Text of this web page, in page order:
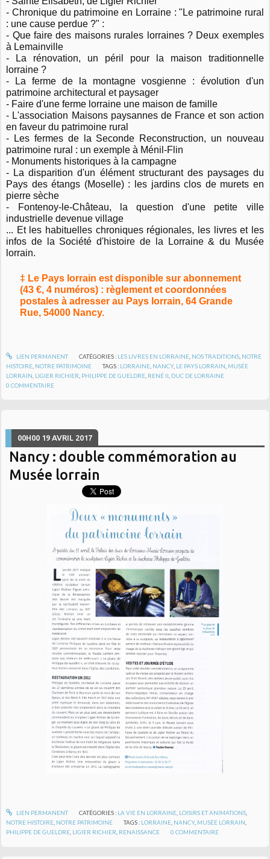
- Chronique du patrimoine en Lorraine : "Le patrimoine rural
: une cause perdue ?" :
- Que faire des maisons rurales lorraines ? Deux exemples
à Lemainville
- La rénovation, un péril pour la maison traditionnelle
lorraine ?
- La ferme de la montagne vosgienne : évolution d'un
patrimoine architectural et paysager
- Faire d'une ferme lorraine une maison de famille
- L'association Maisons paysannes de France et son action
en faveur du patrimoine rural
- Les fermes de la Seconde Reconstruction, un nouveau
patrimoine rural : un exemple à Ménil-Flin
- Monuments historiques à la campagne
- La disparition d'un élément structurant des paysages du
Pays des étangs (Moselle) : les jardins clos de murets en
pierre sèche
- Fontenoy-le-Château, la question d'une petite ville
industrielle devenue village
... Et les habituelles chroniques régionales, les livres et les
infos de la Société d'histoire de la Lorraine & du Musée
lorrain.
‡ Le Pays lorrain est disponible sur abonnement
(43 €, 4 numéros) : règlement et coordonnées
postales à adresser au Pays lorrain, 64 Grande
Rue, 54000 Nancy.
LIEN PERMANENT CATÉGORIES : LES LIVRES EN LORRAINE, NOS TRADITIONS, NOTRE
HISTOIRE NOTRE PATRIMOINE TAGS : LORRAINE NANCY, LE PAYS LORRAIN MUSÉE
LORRAIN LIGIER RICHIER PHILIPPE DE GUELDRE RENÉ II DUC DE LORRAINE
0 COMMENTAIRE
00H00 19 AVRIL 2017
Nancy : double commémoration au
Musée lorrain
LIEN PERMANENT CATÉGORIES : LA VIE EN LORRAINE, LOISIRS ET ANIMATIONS,
NOTRE HISTOIRE NOTRE PATRIMOINE TAGS : LORRAINE NANCY, MUSÉE LORRAIN
PHILIPPE DE GUELDRE LIGIER RICHIER RENAISSANCE 0 COMMENTAIRE